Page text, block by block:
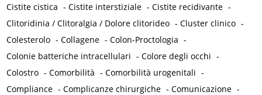
Cistite cistica -Cistite interstiziale -Cistite recidivante -
Clitoridinia / Clitoralgia / Dolore clitorideo -Cluster clinico -
Colesterolo -Collagene -Colon-Proctologia -
Colonie batteriche intracellulari -Colore degli occhi -
Colostro -Comorbilità -Comorbilità urogenitali -
Compliance -Complicanze chirurgiche -Comunicazione -